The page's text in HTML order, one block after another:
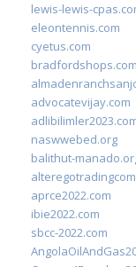
lewis-lewis-
eleontennis.com
cyetus.com
bradfordshops.com
advocatevijay.com
naswwebed.org
balithut-
aprce2022.com
ibie2022.com
sbcc-2022.com